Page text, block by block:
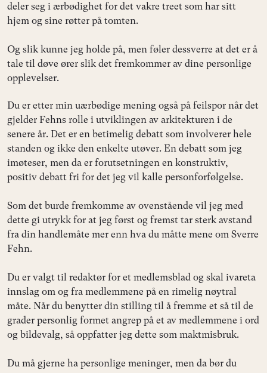
deler seg i ærbødighet for det vakre treet som har sitt
hjem og sine røtter på tomten.
Og slik kunne jeg holde på, men føler dessverre at det er å
tale til døve ører slik det fremkommer av dine personlige
opplevelser.
Du er etter min uærbødige mening også på feilspor når det
gjelder Fehns rolle i utviklingen av arkitekturen i de
senere år. Det er en betimelig debatt som involverer hele
standen og ikke den enkelte utøver. En debatt som jeg
imøteser, men da er forutsetningen en konstruktiv,
positiv debatt fri for det jeg vil kalle personforfølgelse.
Som det burde fremkomme av ovenstående vil jeg med
dette gi utrykk for at jeg først og fremst tar sterk avstand
fra din handlemåte mer enn hva du måtte mene om Sverre
Fehn.
Du er valgt til redaktør for et medlemsblad og skal ivareta
innslag om og fra medlemmene på en rimelig nøytral
måte. Når du benytter din stilling til å fremme et så til de
grader personlig formet angrep på et av medlemmene i ord
og bildevalg, så oppfatter jeg dette som maktmisbruk.
Du må gjerne ha personlige meninger, men da bør du